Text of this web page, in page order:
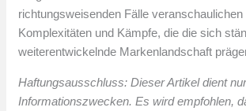
richtungsweisenden Fälle veranschaulichen
Komplexitäten und Kämpfe, die die sich
weiterentwickelnde Markenlandschaft
Haftungsausschluss: Dieser Artikel dient
Informationszwecken. Es wird empfohlen,